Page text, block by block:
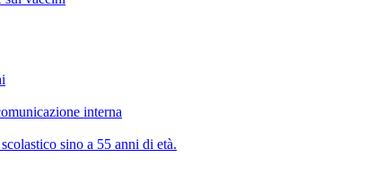
interna
sino a 55 anni di età.